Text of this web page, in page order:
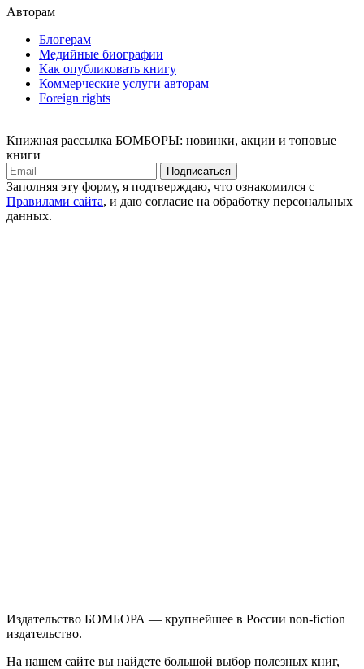
Авторам
Блогерам
Медийные биографии
Как опубликовать книгу
Коммерческие услуги авторам
Foreign rights
Книжная рассылка БОМБОРЫ: новинки, акции и топовые
книги
Подписаться
Заполняя эту форму, я подтверждаю, что ознакомился с
Правилами сайта, и даю согласие на обработку персональных
данных.
Издательство БОМБОРА — крупнейшее в России non-fiction
издательство.
На нашем сайте вы найдете большой выбор полезных книг,